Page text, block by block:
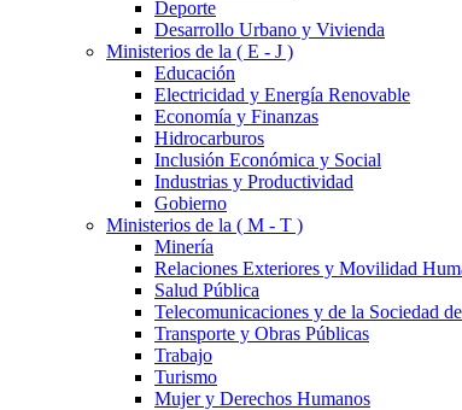
Deporte
Desarrollo Urbano y Vivienda
Ministerios de la ( E - J )
Educación
Electricidad y Energía Renovable
Economía y Finanzas
Hidrocarburos
Inclusión Económica y Social
Industrias y Productividad
Gobierno
Ministerios de la ( M - T )
Minería
Relaciones Exteriores y Movilidad
Salud Pública
Telecomunicaciones y de la Sociedad
Transporte y Obras Públicas
Trabajo
Turismo
Mujer y Derechos Humanos